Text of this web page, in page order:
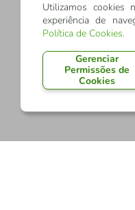
Utilizamos cookies
experiência de
Política de Cookies.
Gerenciar
Permissões de
Cookies